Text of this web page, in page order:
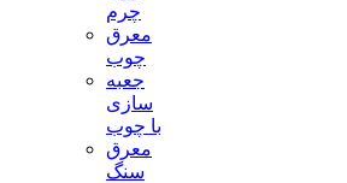
چرم
معرق
چوب
جعبه
سازی
با چوب
معرق
سنگ